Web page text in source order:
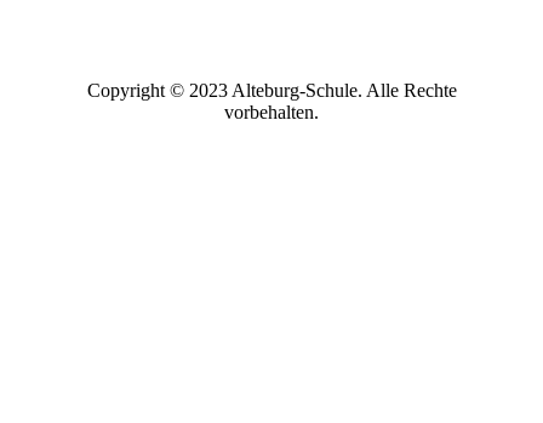
Copyright © 2023 Alteburg-Schule. Alle Rechte
vorbehalten.